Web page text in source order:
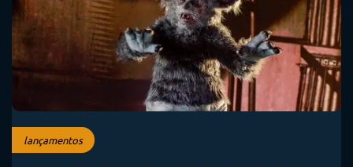
lançamentos